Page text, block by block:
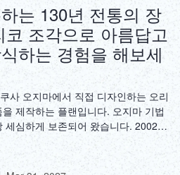
는 130년 전통의 장
조각으로 아름답고
하는 경험을 해보세
사 오지마에서 직접 디자인하는 오리
제작하는 플랜입니다. 오지마 기법
세심하게 보존되어 왔습니다. 2002년
전통 공예품으로 지정될 정도로 높
조각품의 전통을 직접 경험해 보세
의 디자인에 생명을 불어넣어 보세